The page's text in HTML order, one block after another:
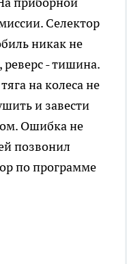
Селектор
никак не
реверс - тишина.
на колеса не
и завести
Ошибка не
позвонил
по программе